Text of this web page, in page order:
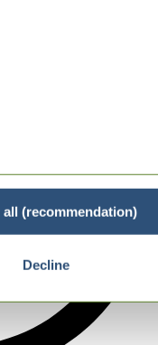
(recommendation)
Decline